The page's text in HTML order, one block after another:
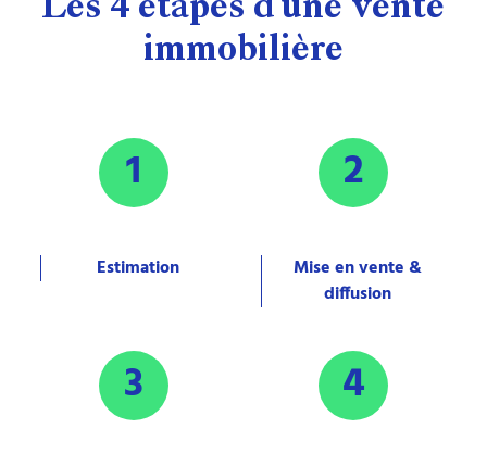
Les 4 étapes d'une vente
immobilière
1
Estimation
2
Mise en vente &
diffusion
3 4